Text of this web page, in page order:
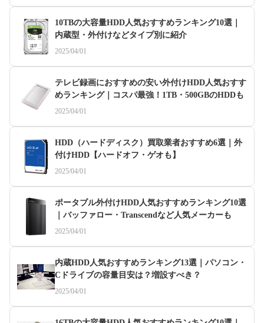
10TBの大容量HDD人気おすすめランキング10選｜
内蔵型・外付けなどタイプ別に紹介
2025/04/01
テレビ録画におすすめの安い外付けHDD人気おすす
めランキング｜コスパ最強！1TB・500GBのHDDも
2025/04/01
HDD（ハードディスク）買取業者おすすめ6選｜外
付けHDD【ハードオフ・ゲオも】
2025/04/01
ポータブル外付けHDD人気おすすめランキング10選
｜バッファロー・Transcendなど人気メーカーも
2025/04/01
内蔵HDD人気おすすめランキング13選｜パソコン・
Cドライブの容量目安は？増設すべき？
2025/04/01